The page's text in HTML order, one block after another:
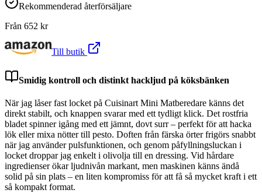
Rekommenderad återförsäljare
Från 652 kr
Till butik
Smidig kontroll och distinkt hackljud på köksbänken
När jag låser fast locket på Cuisinart Mini Matberedare känns det
direkt stabilt, och knappen svarar med ett tydligt klick. Det rostfria
bladet spinner igång med ett jämnt, dovt surr – perfekt för att hacka
lök eller mixa nötter till pesto. Doften från färska örter frigörs snabbt
när jag använder pulsfunktionen, och genom påfyllningsluckan i
locket droppar jag enkelt i olivolja till en dressing. Vid hårdare
ingredienser ökar ljudnivån markant, men maskinen känns ändå
solid på sin plats – en liten kompromiss för att få så mycket kraft i ett
så kompakt format.